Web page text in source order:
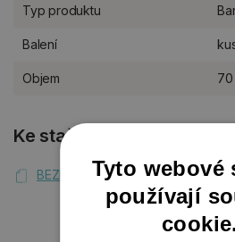
Typ produktu
Balení
Objem 70
Ke stažení
BEZPEČNOSTNÍ LIST Extreme
Tyto webové
používají
cookie.